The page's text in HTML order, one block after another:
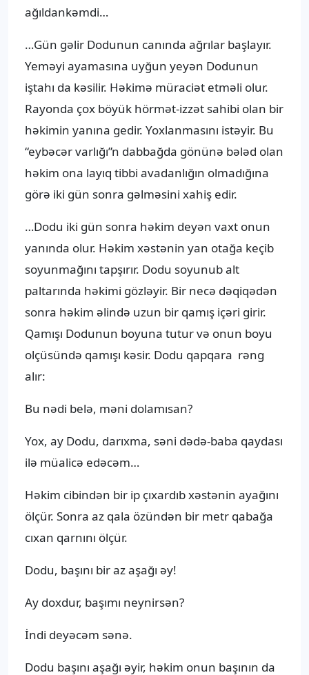
ağıldankəmdi…
…Gün gəlir Dodunun canında ağrılar başlayır.
Yeməyi ayamasına uyğun yeyən Dodunun
iştahı da kəsilir. Həkimə müraciət etməli olur.
Rayonda çox böyük hörmət-izzət sahibi olan bir
həkimin yanına gedir. Yoxlanmasını istəyir. Bu
“eybəcər varlığı”n dabbağda gönünə bələd olan
həkim ona layıq tibbi avadanlığın olmadığına
görə iki gün sonra gəlməsini xahiş edir.
…Dodu iki gün sonra həkim deyən vaxt onun
yanında olur. Həkim xəstənin yan otağa keçib
soyunmağını tapşırır. Dodu soyunub alt
paltarında həkimi gözləyir. Bir necə dəqiqədən
sonra həkim əlində uzun bir qamış içəri girir.
Qamışı Dodunun boyuna tutur və onun boyu
olçüsündə qamışı kəsir. Dodu qapqara rəng
alır:
Bu nədi belə, məni dolamısan?
Yox, ay Dodu, darıxma, səni dədə-baba qaydası
ilə müalicə edəcəm…
Həkim cibindən bir ip çıxardıb xəstənin ayağını
ölçür. Sonra az qala özündən bir metr qabağa
cıxan qarnını ölçür.
Dodu, başını bir az aşağı əy!
Ay doxdur, başımı neynirsən?
İndi deyəcəm sənə.
Dodu başını aşağı əyir, həkim onun başının da